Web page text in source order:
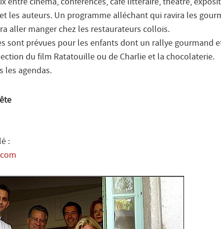
entre cinéma, conférences, café littéraire, théâtre,
les auteurs. Un programme alléchant qui ravira les
aller manger chez les restaurateurs collois.
sont prévues pour les enfants dont un rallye gourmand
du film Ratatouille ou de Charlie et la chocolaterie.
les agendas.
: